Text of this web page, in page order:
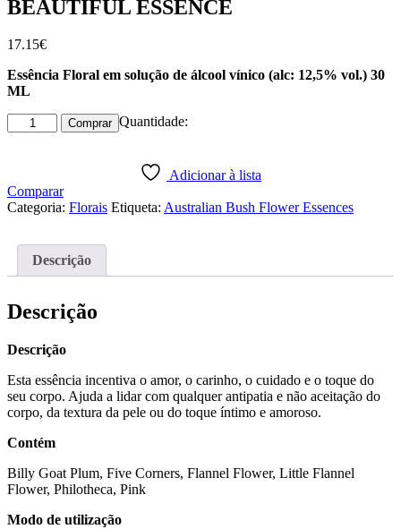
BEAUTIFUL ESSENCE
17.15€
Essência Floral em solução de álcool vínico (alc: 12,5% vol.) 30
ML
Quantidade:
Quantidade
de
BODY
BEAUTIFUL
ESSENCE
Comprar
Adicionar à lista
Comparar
Categoria: Florais Etiqueta: Australian Bush Flower Essences
Descrição
Descrição
Descrição
Esta essência incentiva o amor, o carinho, o cuidado e o toque do
seu corpo. Ajuda a lidar com qualquer antipatia e não aceitação do
corpo, da textura da pele ou do toque íntimo e amoroso.
Contém
Billy Goat Plum, Five Corners, Flannel Flower, Little Flannel
Flower, Philotheca, Pink
Modo de utilização